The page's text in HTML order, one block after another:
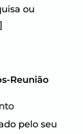
ou
Reunião
pelo seu